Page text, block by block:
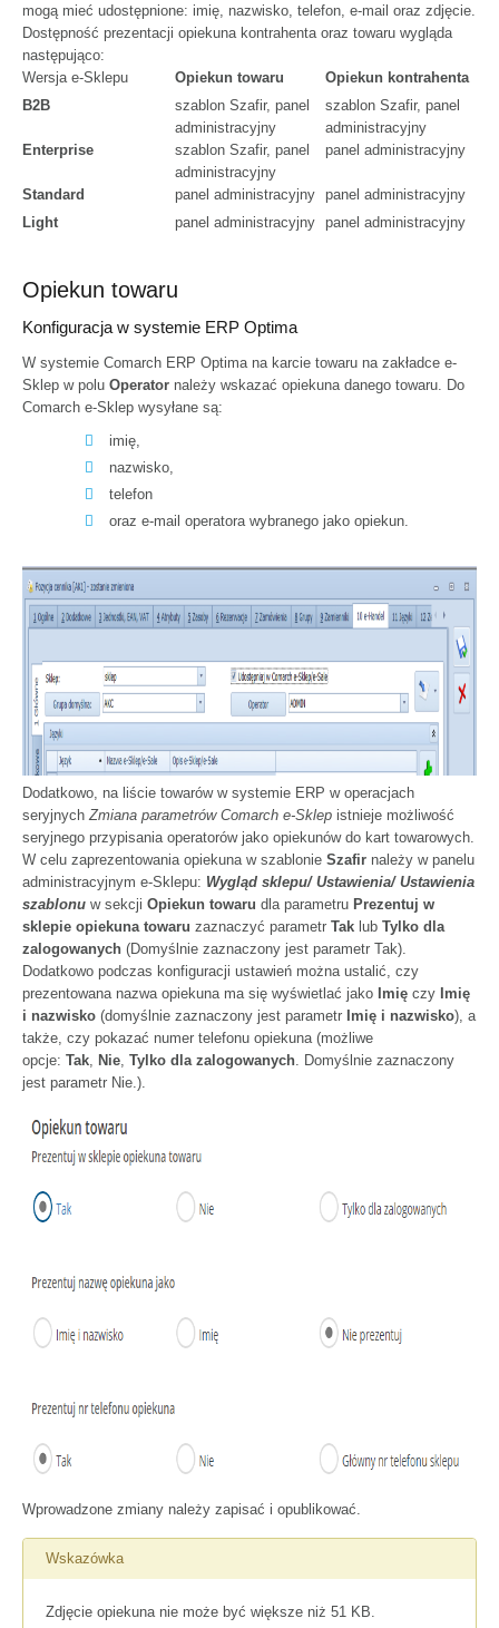
Lista towarów
Szczegóły towaru
Konfiguracja w ERP XL
mogą mieć udostępnione: imię, nazwisko, telefon, e-mail oraz zdjęcie.
Dostępność prezentacji opiekuna kontrahenta oraz towaru wygląda
następująco:
Wersja e-Sklepu
Opiekun towaru
Opiekun kontrahenta
B2B
szablon Szafir, panel
administracyjny
szablon Szafir, panel
administracyjny
Enterprise
szablon Szafir, panel
administracyjny
panel administracyjny
Standard panel administracyjny panel administracyjny
Light
panel administracyjny panel administracyjny
Opiekun towaru
Konfiguracja w systemie ERP Optima
W systemie Comarch ERP Optima na karcie towaru na zakładce e-
Sklep w polu Operator należy wskazać opiekuna danego towaru. Do
Comarch e-Sklep wysyłane są:
imię,
nazwisko,
telefon
oraz e-mail operatora wybranego jako opiekun.
Dodatkowo, na liście towarów w systemie ERP w operacjach
seryjnych Zmiana parametrów Comarch e-Sklep istnieje możliwość
seryjnego przypisania operatorów jako opiekunów do kart towarowych.
W celu zaprezentowania opiekuna w szablonie Szafir należy w panelu
administracyjnym e-Sklepu: Wygląd sklepu/ Ustawienia/ Ustawienia
szablonu w sekcji Opiekun towaru dla parametru Prezentuj w
sklepie opiekuna towaru zaznaczyć parametr Tak lub Tylko dla
zalogowanych (Domyślnie zaznaczony jest parametr Tak).
Dodatkowo podczas konfiguracji ustawień można ustalić, czy
prezentowana nazwa opiekuna ma się wyświetlać jako Imię czy Imię
i nazwisko (domyślnie zaznaczony jest parametr Imię i nazwisko), a
także, czy pokazać numer telefonu opiekuna (możliwe
opcje: Tak Nie Tylko dla zalogowanych . Domyślnie zaznaczony
jest parametr Nie.).
Wprowadzone zmiany należy zapisać i opublikować.
Wskazówka
Zdjęcie opiekuna nie może być większe niż 51 KB.